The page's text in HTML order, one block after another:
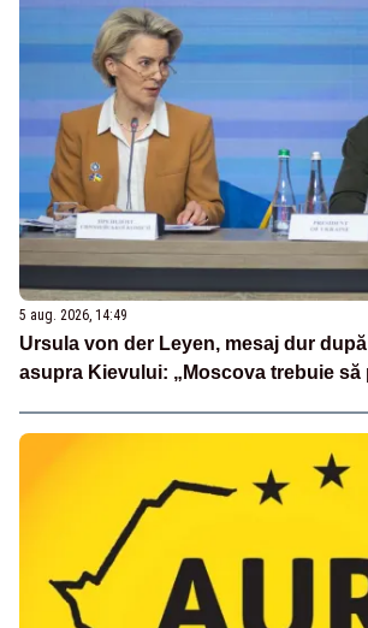
5 aug. 2026, 14:49
Ursula von der Leyen, mesaj dur
asupra Kievului: „Moscova trebuie să